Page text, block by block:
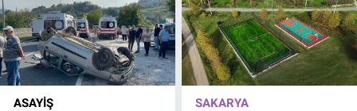
ASAYİŞ SAKARYA